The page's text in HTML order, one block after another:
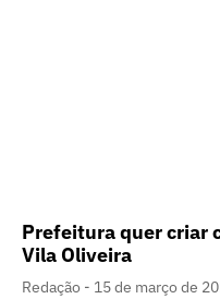
Prefeitura quer criar
Vila Oliveira
Redação
15 de março de